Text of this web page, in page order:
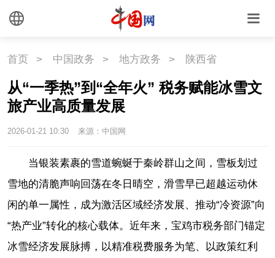
首页 > 中国政务 > 地方政务 > 陕西省
从“一季热”到“全年火” 税务赋能冰雪文
旅产业高质量发展
2026-01-21 10:30 来源：中国网
当银装素裹的雪道蜿蜒于秦岭群山之间，雪板划过
雪地的清脆声响回荡在冬日晴空，滑雪早已超越运动休
闲的单一属性，成为激活区域经济发展、推动“冷资源”向
“热产业”转化的核心载体。近年来，宝鸡市税务部门锚定
冰雪经济发展脉搏，以精准税费服务为笔、以政策红利